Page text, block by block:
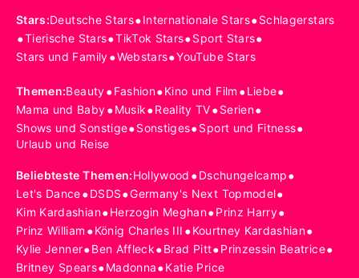
Stars:Deutsche Stars•Internationale Stars•Schlagerstars
•Tierische Stars•TikTok Stars•Sport Stars•
Stars und Family•Webstars•YouTube Stars
Themen:Beauty•Fashion•Kino und Film •Liebe•
Mama und Baby•Musik•Reality TV•Serien•
Shows und Sonstige•Sonstiges•Sport und Fitness•
Urlaub und Reise
Beliebteste Themen:Hollywood •Dschungelcamp•
Let's Dance•DSDS•Germany's Next Topmodel•
Kim Kardashian•Herzogin Meghan•Prinz Harry•
Prinz William •König Charles III •Kourtney Kardashian•
Kylie Jenner•Ben Affleck•Brad Pitt•Prinzessin Beatrice•
Britney Spears•Madonna•Katie Price